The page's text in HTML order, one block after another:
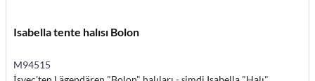
Isabella tente halısı Bolon
M94515